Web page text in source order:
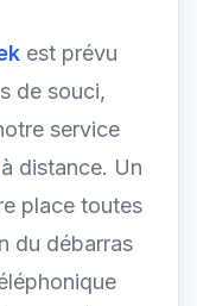
est prévu
de souci,
service
à distance. Un
place toutes
du débarras